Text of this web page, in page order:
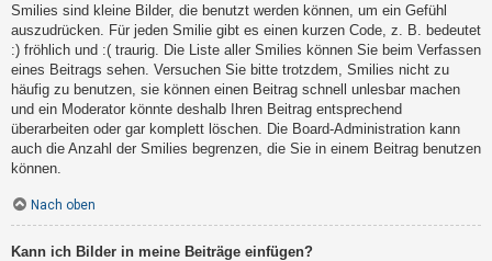
Smilies sind kleine Bilder, die benutzt werden können, um ein Gefühl
auszudrücken. Für jeden Smilie gibt es einen kurzen Code, z. B. bedeutet
:) fröhlich und :( traurig. Die Liste aller Smilies können Sie beim Verfassen
eines Beitrags sehen. Versuchen Sie bitte trotzdem, Smilies nicht zu
häufig zu benutzen, sie können einen Beitrag schnell unlesbar machen
und ein Moderator könnte deshalb Ihren Beitrag entsprechend
überarbeiten oder gar komplett löschen. Die Board-Administration kann
auch die Anzahl der Smilies begrenzen, die Sie in einem Beitrag benutzen
können.
Nach oben
Kann ich Bilder in meine Beiträge einfügen?